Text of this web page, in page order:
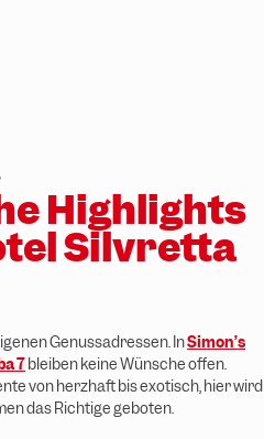
Highlights
Silvretta
Genussadressen. InSimon’s
7bleiben keine Wünsche offen.
von herzhaft bis exotisch, hier wird
das Richtige geboten.